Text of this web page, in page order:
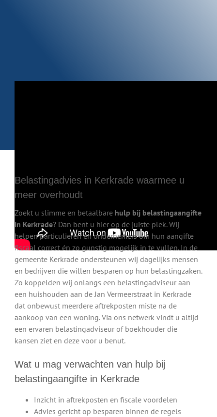
Belastingadvies in Kerkrade waarmee u
meer overhoudt
Zoekt u slimme en betaalbare hulp bij belastingaangifte
in Kerkrade? Dan bent u hier op de juiste plek. Wij
helpen particulieren en ondernemers om hun aangifte
fiscaal correct én zo gunstig mogelijk in te vullen. In de
gemeente Kerkrade ondersteunen wij dagelijks mensen
en bedrijven die willen besparen op hun belastingzaken.
Zo koppelden wij onlangs een belastingadviseur aan
een huishouden aan de Jan Vermeerstraat in Kerkrade
dat onbewust meerdere aftrekposten miste na de
aankoop van een woning. Via ons netwerk vindt u altijd
een ervaren belastingadviseur of boekhouder die
kansen ziet en deze voor u benut.
Wat u mag verwachten van hulp bij
belastingaangifte in Kerkrade
Inzicht in aftrekposten en fiscale voordelen
Advies gericht op besparen binnen de regels